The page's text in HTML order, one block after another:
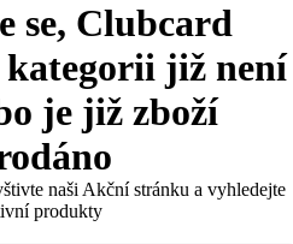
se, Clubcard
již není
je již zboží
naši Akční stránku a vyhledejte
produkty